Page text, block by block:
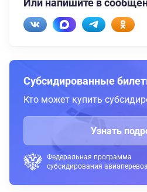
Или напишите в
Субсидированные
Кто может купить
Узнать
Федеральная программа
субсидирования